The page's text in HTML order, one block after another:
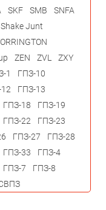
SKF SMB
SNFA
Shake Junt
ZEN ZVL
ZXY
1
ГПЗ-10
ГПЗ-13
ГПЗ-18
ГПЗ-19
ГПЗ-22
ГПЗ-23
ГПЗ-27
ГПЗ-28
ГПЗ-33
ГПЗ-4
ГПЗ-7
ГПЗ-8